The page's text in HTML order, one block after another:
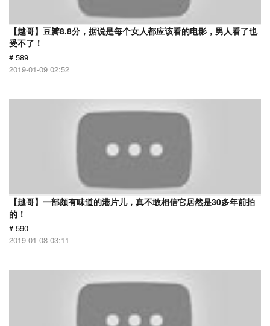
【越哥】豆瓣8.8分，据说是每个女人都应该看的电影，男人看了也
受不了！
# 589
2019-01-09 02:52
【越哥】一部颇有味道的港片儿，真不敢相信它居然是30多年前拍
的！
# 590
2019-01-08 03:11